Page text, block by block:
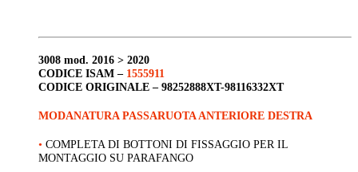
3008 mod. 2016 > 2020
CODICE ISAM – 1555911
CODICE ORIGINALE – 98252888XT-98116332XT
MODANATURA PASSARUOTA ANTERIORE DESTRA
• COMPLETA DI BOTTONI DI FISSAGGIO PER IL
MONTAGGIO SU PARAFANGO